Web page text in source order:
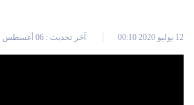
12 يوليو 2020 00:10 آخر تحديث : 06 أغسطس 2026 13:14